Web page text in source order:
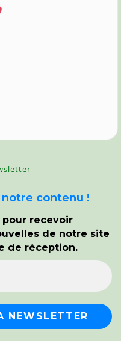
contenu !
pour recevoir
de notre site
de réception.